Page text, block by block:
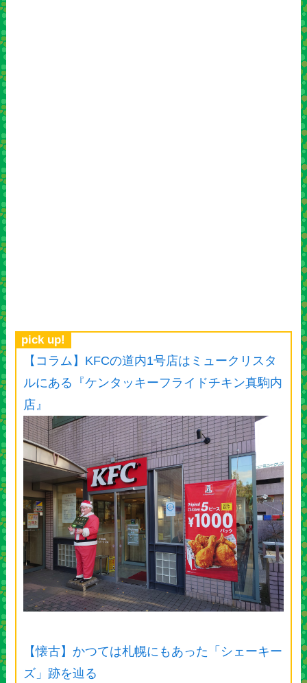
pick up!
【コラム】KFCの道内1号店はミュークリスタ
ルにある『ケンタッキーフライドチキン真駒内
店』
【懐古】かつては札幌にもあった「シェーキー
ズ」跡を辿る